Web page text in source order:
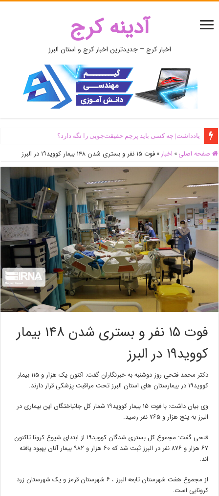
آدینه کرج
اخبار کرج – جدیدترین اخبار کرج و استان البرز
یادداشت| ‌چه کسی باید پرچم حقیقت‌جویی را نگه دارد؟
صفحه اصلی » اخبار » فوت ۱۵ نفر و بستری شدن ۱۴۸ بیمار کووید۱۹ در البرز
فوت ۱۵ نفر و بستری شدن ۱۴۸ بیمار
کووید۱۹ در البرز
دکتر محمد فتحی روز دوشنبه به خبرنگاران گفت: اکنون یک هزار و ۱۱۵ بیمار
کووید۱۹ در بیمارستان های استان البرز تحت مراقبت پزشکی قرار دارند.
وی بیان داشت: با فوت ۱۵ بیمار کووید۱۹ شمار کل جانباختگان این بیماری در
البرز به پنج هزار و ۷۶۵ نفر رسید.
فتحی گفت: مجموع کل بستری شدگان کووید۱۹ از ابتدای شیوع کرونا تاکنون
۶۷ هزار و ۸۷۶ نفر در البرز ثبت شد که ۶۰ هزار و ۹۸۲ بیمار آنان بهبود یافته
اند.
از مجموع هفت شهرستان تابعه البرز ، ۶ شهرستان قرمز و یک شهرستان زرد
کرونایی است.